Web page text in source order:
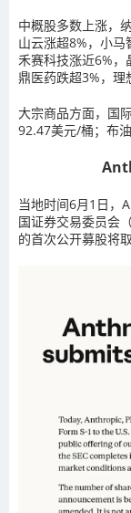
中概股多数上涨，
山云涨超8%，小马
禾赛科技涨近6%，
鼎医药跌超3%，理
大宗商品方面，国
92.47美元/桶；布
当地时间6月1日，
国证券交易委员会
的首次公开募股将